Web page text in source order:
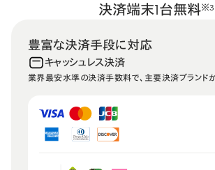
決済端末1台無料※3
豊富な決済手段に対応
キャッシュレス決済
業界最安水準の決済手数料で、 主要決済ブランド